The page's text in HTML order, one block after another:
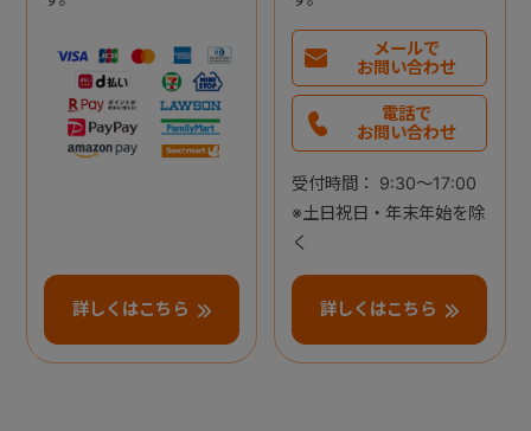
詳しくはこちら
メールで
お問い合わせ
電話で
お問い合わせ
受付時間： 9:30～17:00
※土日祝日・年末年始を除
く
詳しくはこちら